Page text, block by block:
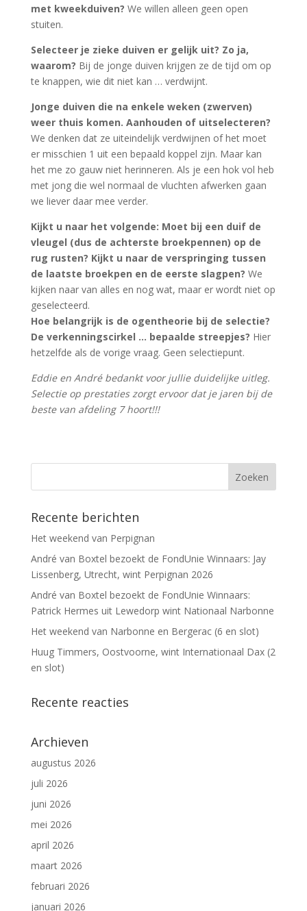
met kweekduiven? We willen alleen geen open
stuiten.
Selecteer je zieke duiven er gelijk uit? Zo ja,
waarom? Bij de jonge duiven krijgen ze de tijd om op
te knappen, wie dit niet kan … verdwijnt.
Jonge duiven die na enkele weken (zwerven)
weer thuis komen. Aanhouden of uitselecteren?
We denken dat ze uiteindelijk verdwijnen of het moet
er misschien 1 uit een bepaald koppel zijn. Maar kan
het me zo gauw niet herinneren. Als je een hok vol heb
met jong die wel normaal de vluchten afwerken gaan
we liever daar mee verder.
Kijkt u naar het volgende: Moet bij een duif de
vleugel (dus de achterste broekpennen) op de
rug rusten? Kijkt u naar de verspringing tussen
de laatste broekpen en de eerste slagpen? We
kijken naar van alles en nog wat, maar er wordt niet op
geselecteerd.
Hoe belangrijk is de ogentheorie bij de selectie?
De verkenningscirkel … bepaalde streepjes? Hier
hetzelfde als de vorige vraag. Geen selectiepunt.
Eddie en André bedankt voor jullie duidelijke uitleg.
Selectie op prestaties zorgt ervoor dat je jaren bij de
beste van afdeling 7 hoort!!!
Recente berichten
Het weekend van Perpignan
André van Boxtel bezoekt de FondUnie Winnaars: Jay
Lissenberg, Utrecht, wint Perpignan 2026
André van Boxtel bezoekt de FondUnie Winnaars:
Patrick Hermes uit Lewedorp wint Nationaal Narbonne
Het weekend van Narbonne en Bergerac (6 en slot)
Huug Timmers, Oostvoorne, wint Internationaal Dax (2
en slot)
Recente reacties
Archieven
augustus 2026
juli 2026
juni 2026
mei 2026
april 2026
maart 2026
februari 2026
januari 2026